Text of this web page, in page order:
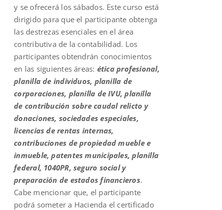
y se ofrecerá los sábados. Este curso está
dirigido para que el participante obtenga
las destrezas esenciales en el área
contributiva de la contabilidad. Los
participantes obtendrán conocimientos
en las siguientes áreas: ética profesional,
planilla de individuos, planilla de
corporaciones, planilla de IVU, planilla
de contribución sobre caudal relicto y
donaciones, sociedades especiales,
licencias de rentas internas,
contribuciones de propiedad mueble e
inmueble, patentes municipales, planilla
federal, 1040PR, seguro social y
preparación de estados financieros.
Cabe mencionar que, el participante
podrá someter a Hacienda el certificado